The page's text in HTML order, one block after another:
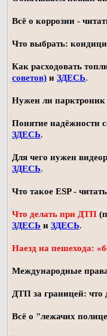
Всё о коррозии -
Что выбрать:
Как расходовать
советов) и ЗДЕСЬ.
Нужен ли парктроник
Понятие надёжности
ЗДЕСЬ.
Для чего нужен
ЗДЕСЬ.
Что такое ESP - читать
Что делать при ДТП
ЗДЕСЬ и ЗДЕСЬ.
Наезд на пешехода:
Международные
ДТП за границей: что
Всё о "лежачих